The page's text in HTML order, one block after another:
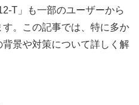
T」も一部のユーザーから
。この記事では、特に多か
景や対策について詳しく解